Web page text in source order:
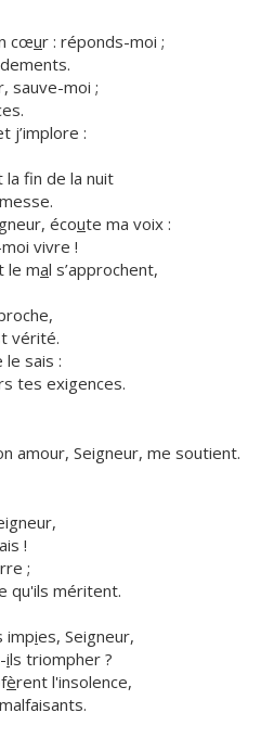
cœur : réponds-moi ;
sauve-moi ;
j’implore :
la fn de la nuit
écoute ma voix :
vivre !
le mal s’approchent,
vérité.
le sais :
tes exigences.
amour, Seigneur, me soutient.
!
;
qu'ils méritent.
impies, Seigneur,
ils triompher ?
èrent l'insolence,